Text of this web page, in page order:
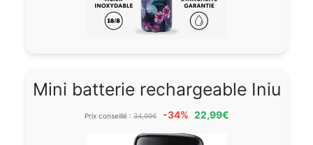
Mini batterie rechargeable Iniu
Prix conseillé :34,99€ -34% 22,99€